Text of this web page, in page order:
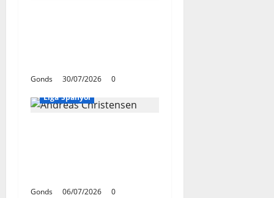
Gonds 30/07/2026
0
Liga Spanyol
Gonds 06/07/2026 0